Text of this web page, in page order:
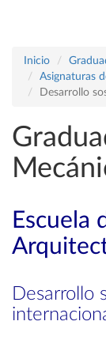
Inicio
Asignaturas
Desarrollo
Escuela
Desarrollo